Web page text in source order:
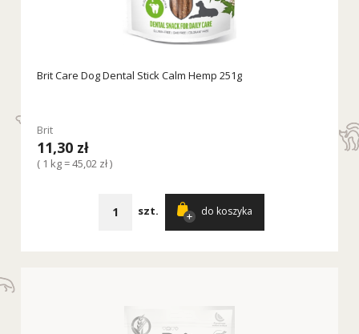
Brit Care Dog Dental Stick Calm Hemp 251g
Brit
11,30 zł
( 1 kg = 45,02 zł )
szt. do koszyka